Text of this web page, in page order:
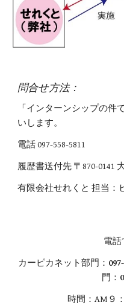
問合せ方法：
「インターンシップの件
いします。
電話 097-558-5811
履歴書送付先 〒870-0141
有限会社せれくと 担当：
電話
カーピカネット部門：
門：
時間：AM９